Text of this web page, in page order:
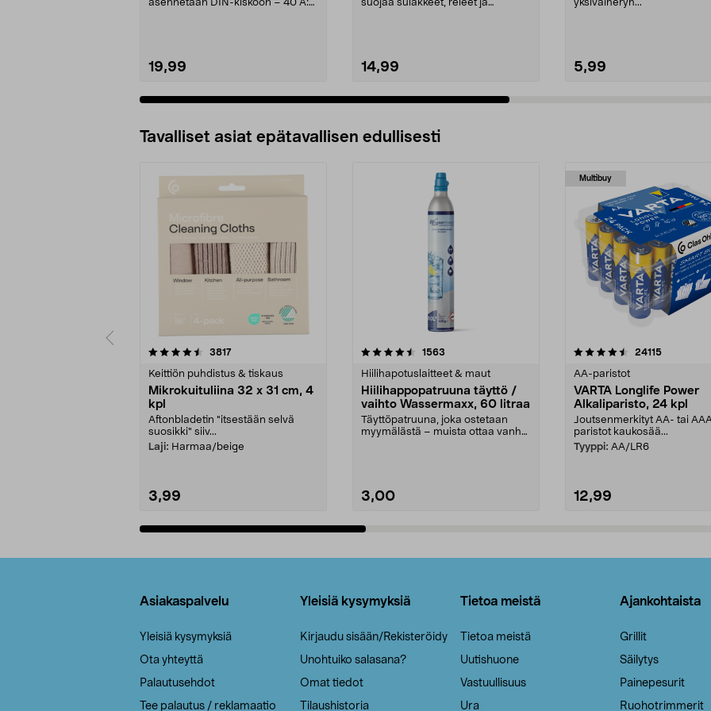
asennetaan DIN-kiskoon – 40 A:n
19,99
suojaa sulakkeet, releet ja
14,99
yksivaiheryh...
5,99
Tavalliset asiat epätavallisen edullisesti
3817arvostelut
Keittiön puhdistus & tiskaus
Mikrokuituliina 32 x 31 cm, 4
kpl
Aftonbladetin "itsestään selvä
suosikki" siiv...
Laji: Harmaa/beige
3,99
4.5viidestä
1563
Hiilihapotuslaitteet & maut
Hiilihappopatruuna täyttö /
vaihto Wassermaxx, 60 litraa
Täyttöpatruuna, joka ostetaan
myymälästä – muista ottaa vanha
3,00
Multibuy
4.5viidestä
24115arvostelut
AA-paristot
VARTA Longlife Power
Alkaliparisto, 24 kpl
Joutsenmerkityt AA- tai
paristot kaukosää...
Tyyppi: AA/LR6
12,99
4.5viidestä
Asiakaspalvelu
Yleisiä kysymyksiä
Ota yhteyttä
Palautusehdot
Tee palautus / reklamaatio
Yleisiä kysymyksiä
Kirjaudu sisään/Rekisteröidy
Unohtuiko salasana?
Omat tiedot
Tilaushistoria
Tietoa meistä
Tietoa meistä
Uutishuone
Vastuullisuus
Ura
Ajankohtaista
Grillit
Säilytys
Painepesurit
Ruohotrimmerit